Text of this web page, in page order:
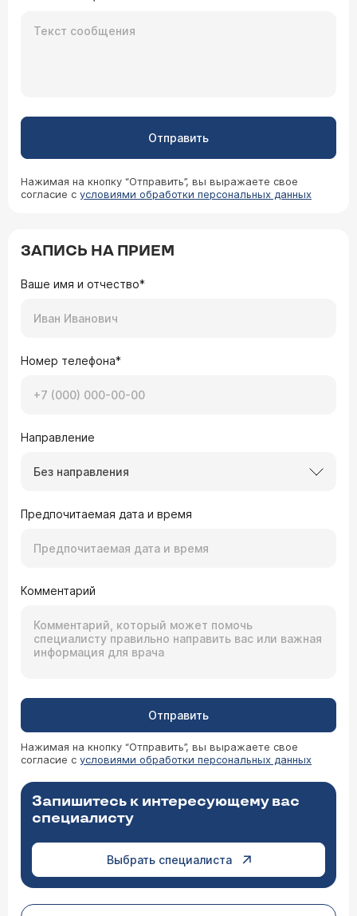
Отправить
Нажимая на кнопку “Отправить”, вы выражаете свое
согласие с условиями обработки персональных данных
ЗАПИСЬ НА ПРИЕМ
Ваше имя и отчество*
Номер телефона*
Направление
Без направления
Предпочитаемая дата и время
Комментарий
Отправить
Нажимая на кнопку “Отправить”, вы выражаете свое
согласие с условиями обработки персональных данных
Запишитесь к интересующему вас
специалисту
Выбрать специалиста